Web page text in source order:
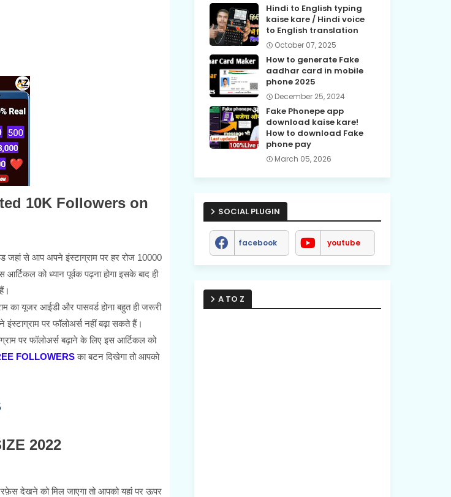
10K Followers on
जहां से आप अपने इंस्टाग्राम पर हर रोज 10000
को ध्यान पूर्वक पढ़ना होगा इसके बाद ही
का यूजर आईडी और पासवर्ड होना बहुत ही जरूरी
पर फॉलोअर्स नहीं बढ़ा सकते हैं।
पर फॉलोअर्स बढ़ाने के लिए इस आर्टिकल को
FOLLOWERSका बटन दिखेगा तो आपको
2022
देखने को मिल जाएगा तो आपको यहां पर ऊपर
Hindi to English typing
kaise kare / Hindi voice
to English translation
October 07, 2025
How to generate Fake
aadhar card in mobile
phone 2025
December 25, 2024
Fake Phonepe app
download kaise kare!
How to download Fake
phone pay
March 05, 2026
SOCIAL PLUGIN
facebook youtube
A TO Z